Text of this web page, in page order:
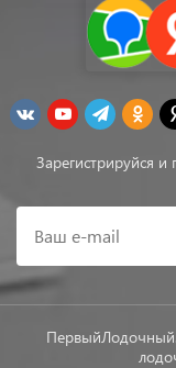
Зарегистрируйся
Ваш e-mail